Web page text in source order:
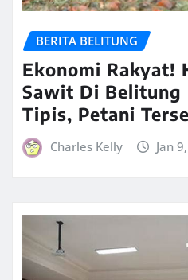
BERITA BELITUNG
Ekonomi Rakyat!
Sawit Di Belitung
Tipis, Petani
Charles Kelly Jan